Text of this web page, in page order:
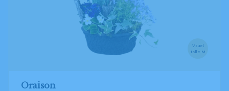
Visuel
taille M
Oraison